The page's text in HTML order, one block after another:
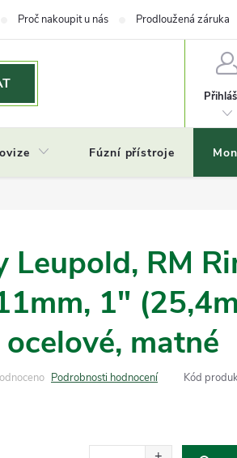
Proč nakoupit u nás Prodloužená záruka
Fúzní přístroje
Leupold, RM
1"
matné
Podrobnosti hodnocení Kód